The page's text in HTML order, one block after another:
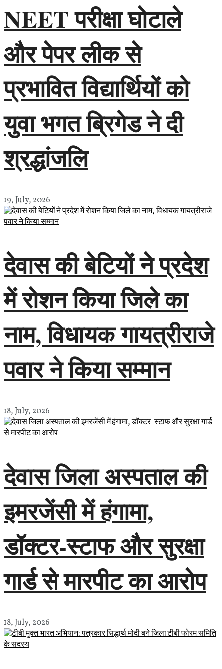
NEET परीक्षा घोटाले
और पेपर लीक से
प्रभावित विद्यार्थियों को
युवा भगत ब्रिगेड ने दी
श्रद्धांजलि
19, July, 2026
देवास की बेटियों ने प्रदेश
में रोशन किया जिले का
नाम, विधायक गायत्रीराजे
पवार ने किया सम्मान
18, July, 2026
देवास जिला अस्पताल की
इमरजेंसी में हंगामा,
डॉक्टर-स्टाफ और सुरक्षा
गार्ड से मारपीट का आरोप
18, July, 2026